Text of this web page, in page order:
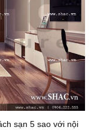
sạn 5 sao với nội